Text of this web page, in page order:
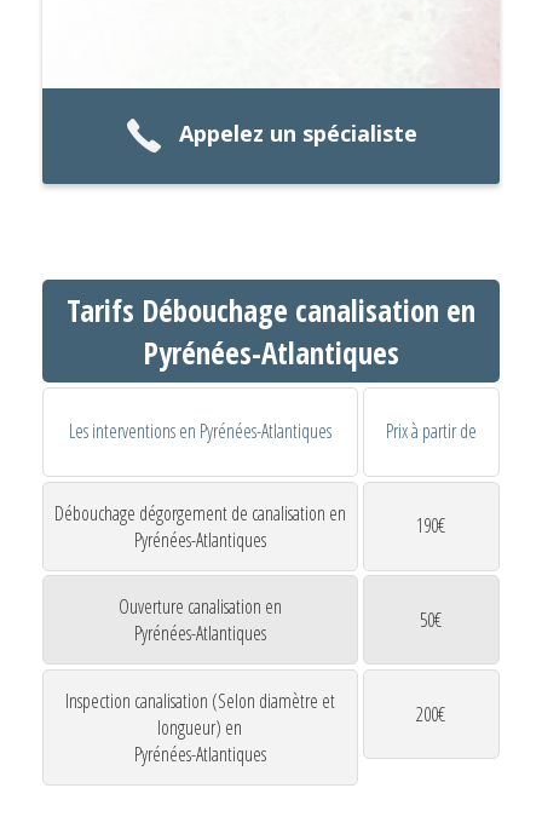
Appelez un spécialiste
Tarifs Débouchage canalisation en
Pyrénées-Atlantiques
Les interventions en Pyrénées-Atlantiques Prix à partir de
Débouchage dégorgement de canalisation en
Pyrénées-Atlantiques
190€
Ouverture canalisation en
Pyrénées-Atlantiques
50€
Inspection canalisation (Selon diamètre et
longueur) en
Pyrénées-Atlantiques
200€